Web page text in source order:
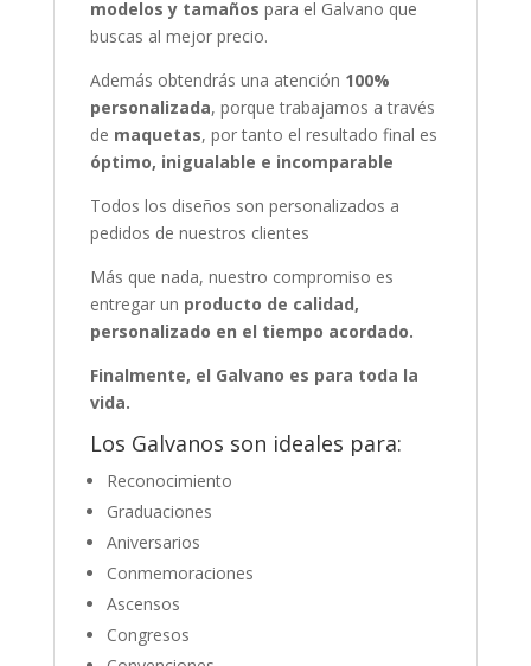
modelos y tamaños para el Galvano que
buscas al mejor precio.
Además obtendrás una atención 100%
personalizada, porque trabajamos a través
de maquetas, por tanto el resultado final es
óptimo, inigualable e incomparable
Todos los diseños son personalizados a
pedidos de nuestros clientes
Más que nada, nuestro compromiso es
entregar un producto de calidad,
personalizado en el tiempo acordado.
Finalmente, el Galvano es para toda la
vida.
Los Galvanos son ideales para:
Reconocimiento
Graduaciones
Aniversarios
Conmemoraciones
Ascensos
Congresos